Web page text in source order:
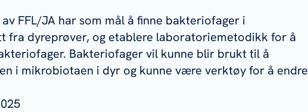
FFL/JA har som mål å finne bakteriofager i
fra dyreprøver, og etablere laboratoriemetodikk for å
Bakteriofager vil kunne blir brukt til å
i mikrobiotaen i dyr og kunne være verktøy for å endre